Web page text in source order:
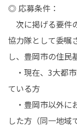
◎ 応募条件：
次に掲げる要件
協力隊として委嘱
し、豊岡市の住民
・現在、3大都
ている方
・豊岡市以外に
した方（同一地域